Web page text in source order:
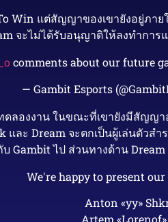
Win แต่สัญญาของเขายังอยู่ภ
จะไม่ได้รับอนุญาติให้ลงทำกา
comments about our future
— Gambit Esports
ลองงาน ในขณะที่เขายังมีสัญญ
และ Dream จะตกเป็นผู้เล่นตัว
Gambit ไป ส่วนทางด้าน
We're happy to present
Anton «yy»
Artem